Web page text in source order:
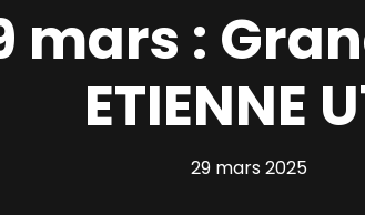
mars :
ETIENNE
29 mars 2025